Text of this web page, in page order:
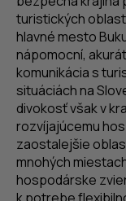
turistických
hlavné mesto
nápomocní,
komunikácia s
situáciách na
divokosť však v
rozvíjajúcemu
zaostalejšie
mnohých
hospodárske